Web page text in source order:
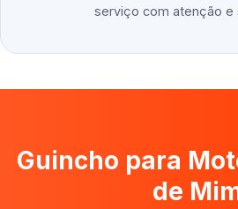
serviço com atenção e
Guincho para
de